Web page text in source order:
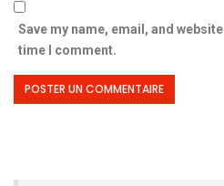
Save my name, email, and
time I comment.